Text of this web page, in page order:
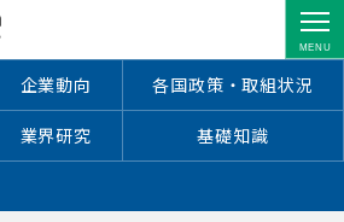
レアアース・レアメタ
報を配信
企業動向 各国政策・取組状況
業界研究 基礎知識